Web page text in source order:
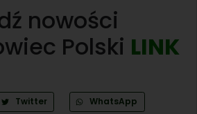
nowości
Polski LINK
Twitter WhatsApp